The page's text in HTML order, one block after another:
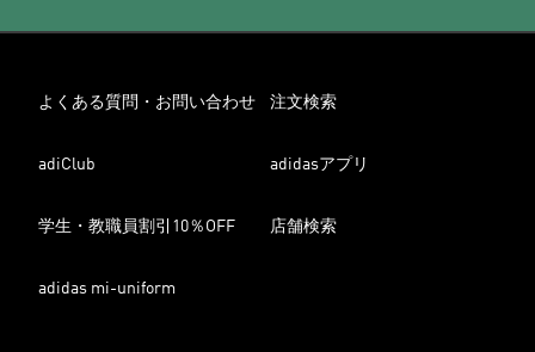
よくある質問・お問い合わせ 注文検索
adiClub adidasアプリ
学生・教職員割引10％OFF 店舗検索
adidas mi-uniform